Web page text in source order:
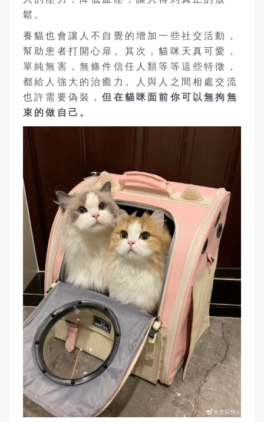
鬆。
養貓也會讓人不自覺的增加一些社交活動，
幫助患者打開心扉。其次，貓咪天真可愛，
單純無害，無條件信任人類等等這些特徵，
都給人強大的治癒力。人與人之間相處交流
也許需要偽裝，但在貓咪面前你可以無拘無
束的做自己。